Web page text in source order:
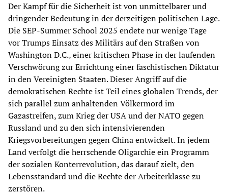
Der Kampf für die Sicherheit ist von unmittelbarer und
dringender Bedeutung in der derzeitigen politischen Lage.
Die SEP-Summer School 2025 endete nur wenige Tage
vor Trumps Einsatz des Militärs auf den Straßen von
Washington D.C., einer kritischen Phase in der laufenden
Verschwörung zur Errichtung einer faschistischen Diktatur
in den Vereinigten Staaten. Dieser Angriff auf die
demokratischen Rechte ist Teil eines globalen Trends, der
sich parallel zum anhaltenden Völkermord im
Gazastreifen, zum Krieg der USA und der NATO gegen
Russland und zu den sich intensivierenden
Kriegsvorbereitungen gegen China entwickelt. In jedem
Land verfolgt die herrschende Oligarchie ein Programm
der sozialen Konterrevolution, das darauf zielt, den
Lebensstandard und die Rechte der Arbeiterklasse zu
zerstören.